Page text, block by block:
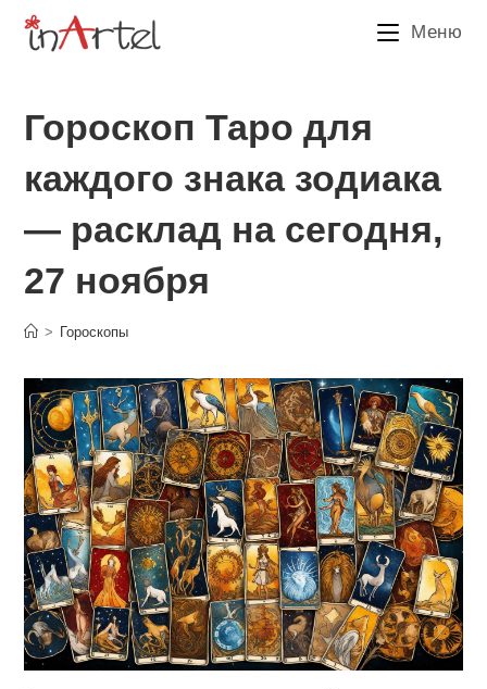
Перейти
Меню
Гороскоп Таро для
каждого знака зодиака
— расклад на сегодня,
27 ноября
> Гороскопы